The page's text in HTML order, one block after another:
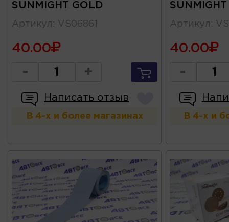
SUNMIGHT GOLD
Артикул : VS06861
40.00
- +
Написать отзыв
В 4-х и более магазинах
Артикул :
40.00
-
В 4-х и